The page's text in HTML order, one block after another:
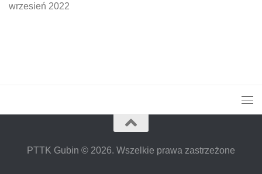
wrzesień 2022
PTTK Gubin © 2026. Wszelkie prawa zastrzeżone